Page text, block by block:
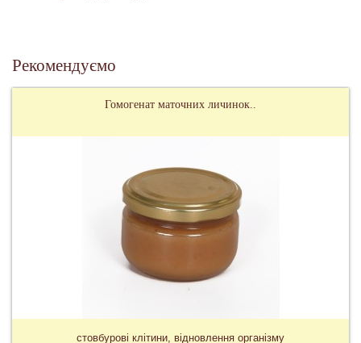
Рекомендуємо
Гомогенат маточних личинок..
стовбурові клітини, відновлення організму